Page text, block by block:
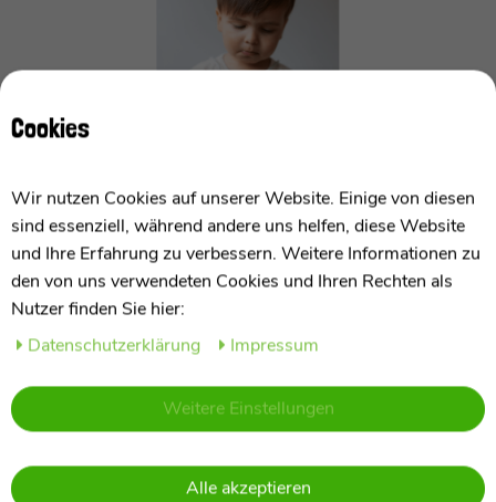
Hol dir jetzt die Hoppstar Artist Kamera und lass
deine kreativen Ideen sofort Wirklichkeit werden!
Mit der Möglichkeit, Fotos in nur 3 Sekunden
auszudrucken, bist du immer bereit für den
nächsten Schnappschuss.
Also zögere nicht und sichere dir noch heute deine
Die Hoppstar Artist bietet außerdem noch:
Fotorahmen, Fotofilter, eine Selfie Kamera auf der
Rückseite, Videofunktion, und vieles mehr!
Cookies
Wir nutzen Cookies auf unserer Website. Einige von diesen
sind essenziell, während andere uns helfen, diese Website
und Ihre Erfahrung zu verbessern. Weitere Informationen zu
den von uns verwendeten Cookies und Ihren Rechten als
Nutzer finden Sie hier:
Daten­schutz­erklärung
Impressum
Weitere Einstellungen
Alle akzeptieren